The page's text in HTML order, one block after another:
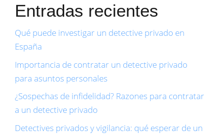
Entradas recientes
Qué puede investigar un detective privado en
España
Importancia de contratar un detective privado
para asuntos personales
¿Sospechas de infidelidad? Razones para contratar
a un detective privado
Detectives privados y vigilancia: qué esperar de un